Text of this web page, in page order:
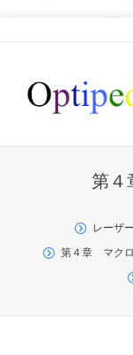
第
レーザ
第４章 マクロ